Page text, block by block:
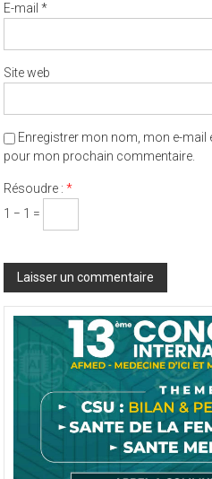
E-mail*
Site web
Enregistrer mon nom, mon e-mail
pour mon prochain commentaire.
Résoudre :*
1 − 1 =